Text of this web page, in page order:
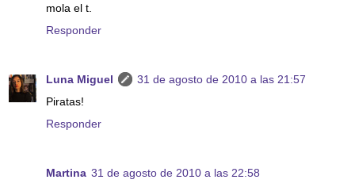
mola el t.
Responder
Luna Miguel
31 de agosto de 2010 a las 21:57
Piratas!
Responder
Martina 31 de agosto de 2010 a las 22:58